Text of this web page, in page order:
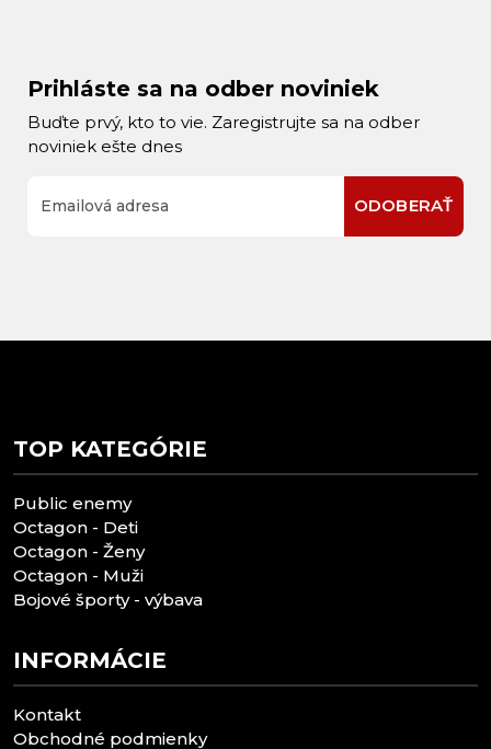
Prihláste sa na odber noviniek
Buďte prvý, kto to vie. Zaregistrujte sa na odber
noviniek ešte dnes
ODOBERAŤ
TOP KATEGÓRIE
Public enemy
Octagon - Deti
Octagon - Ženy
Octagon - Muži
Bojové športy - výbava
INFORMÁCIE
Kontakt
Obchodné podmienky